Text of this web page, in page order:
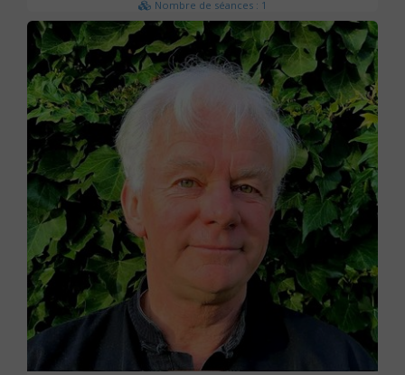
Nombre de séances : 1
45 €